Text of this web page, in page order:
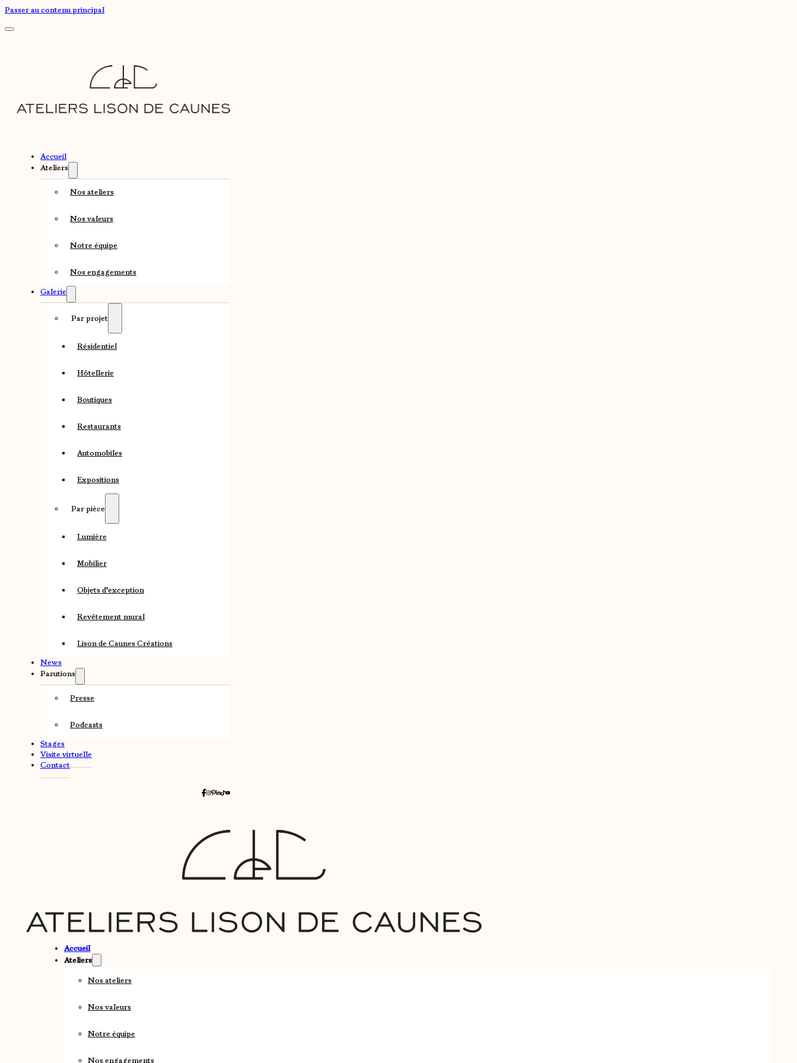
Passer au contenu principal
Accueil
Ateliers
Nos ateliers
Nos valeurs
Notre équipe
Nos engagements
Galerie
Par projet
Résidentiel
Hôtellerie
Boutiques
Restaurants
Automobiles
Expositions
Par pièce
Lumière
Mobilier
Objets d’exception
Revêtement mural
Lison de Caunes Créations
News
Parutions
Presse
Podcasts
Stages
Visite virtuelle
Contact
Accueil
Ateliers
Nos ateliers
Nos valeurs
Notre équipe
Nos engagements